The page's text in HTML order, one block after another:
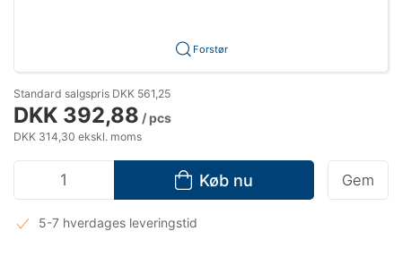
Forstør
Standard salgspris DKK 561,25
DKK 392,88 / pcs
DKK 314,30 ekskl. moms
Køb nu Gem
5-7 hverdages leveringstid